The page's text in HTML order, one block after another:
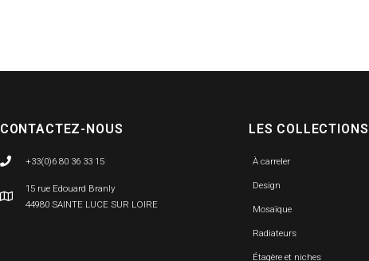
CONTACTEZ-NOUS
+33(0)6 80 36 33 15
15 rue Edouard Branly
44980 SAINTE LUCE SUR LOIRE
LES COLLECTIONS
À carreler
Design
Mosaïque
Radiateurs
Étagère et niches